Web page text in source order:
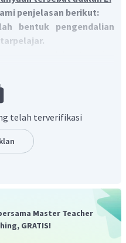
penjelasan berikut:
bentuk pengendalian
cara menghancurkan atau
beberapa cara dalam
Koersi. Dalam wacana,
diselesaikan dengan
Jadi, bentuk
E.
telah terverifikasi
Master Teacher
GRATIS!